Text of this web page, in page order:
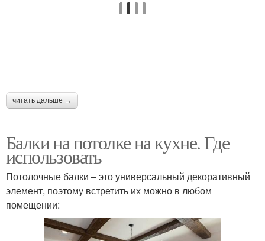
читать дальше →
Балки на потолке на кухне. Где
использовать
Потолочные балки – это универсальный декоративный
элемент, поэтому встретить их можно в любом
помещении: